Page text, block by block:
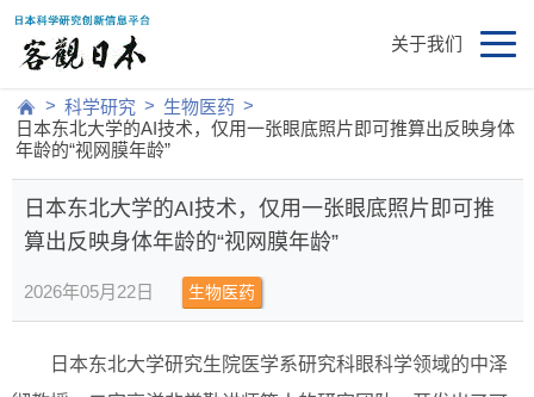
关于我们
> 科学研究 > 生物医药 >
日本东北大学的AI技术，仅用一张眼底照片即可推算出反映身体
年龄的“视网膜年龄”
日本东北大学的AI技术，仅用一张眼底照片即可推
算出反映身体年龄的“视网膜年龄”
2026年05月22日 生物医药
日本东北大学研究生院医学系研究科眼科学领域的中泽